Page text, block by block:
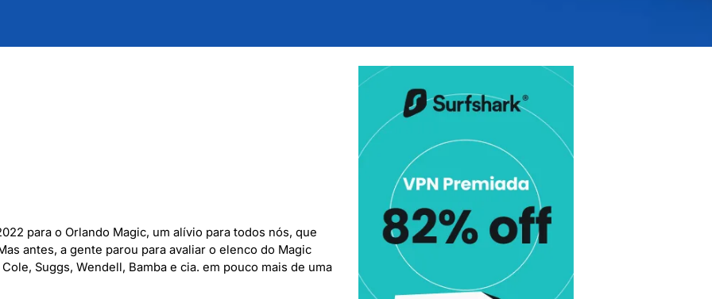
para o Orlando Magic, um alívio para todos nós, que
antes, a gente parou para avaliar o elenco do Magic
Suggs, Wendell, Bamba e cia. em pouco mais de uma